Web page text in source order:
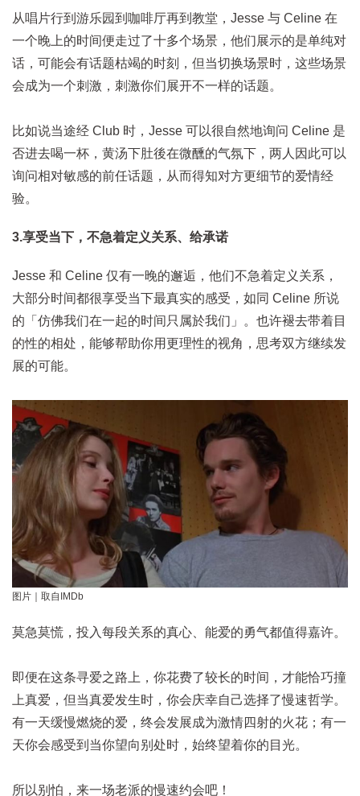
从唱片行到游乐园到咖啡厅再到教堂，Jesse 与 Celine 在
一个晚上的时间便走过了十多个场景，他们展示的是单纯对
话，可能会有话题枯竭的时刻，但当切换场景时，这些场景
会成为一个刺激，刺激你们展开不一样的话题。
比如说当途经 Club 时，Jesse 可以很自然地询问 Celine 是
否进去喝一杯，黄汤下肚後在微醺的气氛下，两人因此可以
询问相对敏感的前任话题，从而得知对方更细节的爱情经
验。
3.享受当下，不急着定义关系、给承诺
Jesse 和 Celine 仅有一晚的邂逅，他们不急着定义关系，
大部分时间都很享受当下最真实的感受，如同 Celine 所说
的「仿佛我们在一起的时间只属於我们」。也许褪去带着目
的性的相处，能够帮助你用更理性的视角，思考双方继续发
展的可能。
图片｜取自IMDb
莫急莫慌，投入每段关系的真心、能爱的勇气都值得嘉许。
即便在这条寻爱之路上，你花费了较长的时间，才能恰巧撞
上真爱，但当真爱发生时，你会庆幸自己选择了慢速哲学。
有一天缓慢燃烧的爱，终会发展成为激情四射的火花；有一
天你会感受到当你望向别处时，始终望着你的目光。
所以别怕，来一场老派的慢速约会吧！